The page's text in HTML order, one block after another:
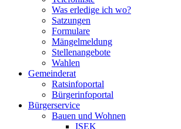
Was erledige ich wo?
Satzungen
Formulare
Mängelmeldung
Stellenangebote
Wahlen
Gemeinderat
Ratsinfoportal
Bürgerinfoportal
Bürgerservice
Bauen und Wohnen
ISEK